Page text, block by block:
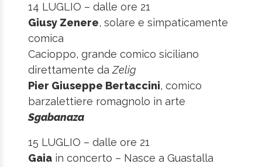
14 LUGLIO – dalle ore 21
Giusy Zenere, solare e simpaticamente
comica
Cacioppo, grande comico siciliano
direttamente daZelig
Pier Giuseppe Bertaccini, comico
barzalettiere romagnolo in arte
Sgabanaza
15 LUGLIO – dalle ore 21
Gaia in concerto – Nasce a Guastalla